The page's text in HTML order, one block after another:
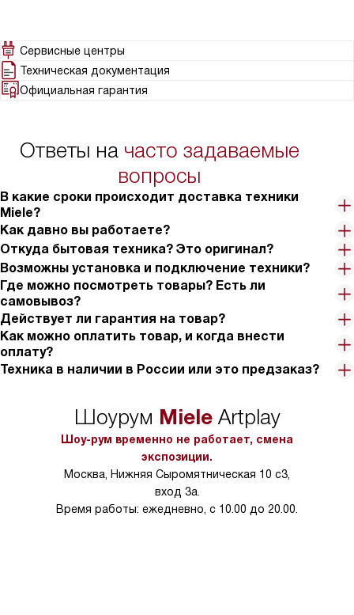
Сервисные центры
Техническая документация
Официальная гарантия
Ответы на часто задаваемые
вопросы
В какие сроки происходит доставка техники
Miele?
Как давно вы работаете?
Откуда бытовая техника? Это оригинал?
Возможны установка и подключение техники?
Где можно посмотреть товары? Есть ли
самовывоз?
Действует ли гарантия на товар?
Как можно оплатить товар, и когда внести
оплату?
Техника в наличии в России или это предзаказ?
Шоурум MieleArtplay
Шоу-рум временно не работает, смена
экспозиции.
Москва, Нижняя Сыромятническая 10 с3,
вход 3а.
Время работы: ежедневно, с 10.00 до 20.00.